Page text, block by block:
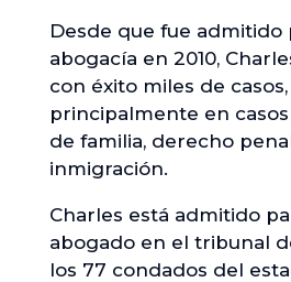
Desde que fue admitido
abogacía en 2010,
con éxito miles de
principalmente en
de familia, derecho
inmigración.
Charles está admitido
abogado en el tribunal
los 77 condados del